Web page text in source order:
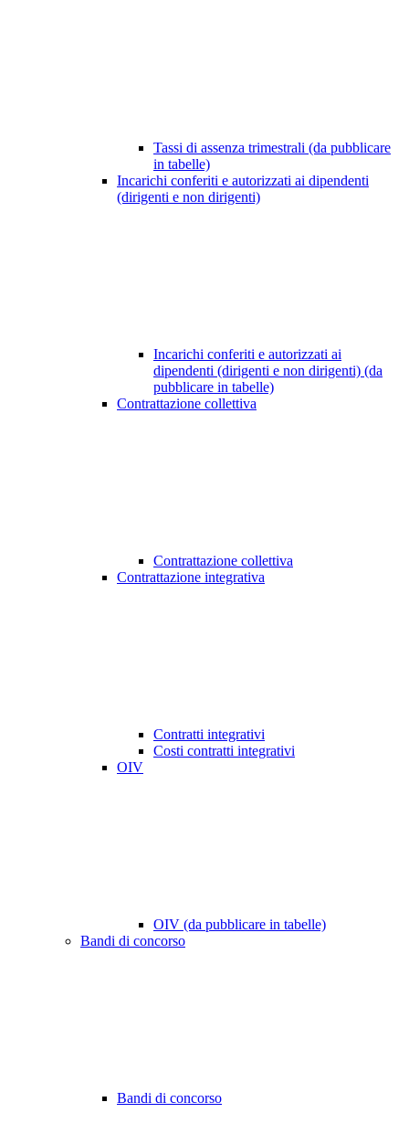
Tassi di assenza trimestrali (da pubblicare
in tabelle)
Incarichi conferiti e autorizzati ai dipendenti
(dirigenti e non dirigenti)
Incarichi conferiti e autorizzati ai
dipendenti (dirigenti e non dirigenti) (da
pubblicare in tabelle)
Contrattazione collettiva
Contrattazione collettiva
Contrattazione integrativa
Contratti integrativi
Costi contratti integrativi
OIV
OIV (da pubblicare in tabelle)
Bandi di concorso
Bandi di concorso